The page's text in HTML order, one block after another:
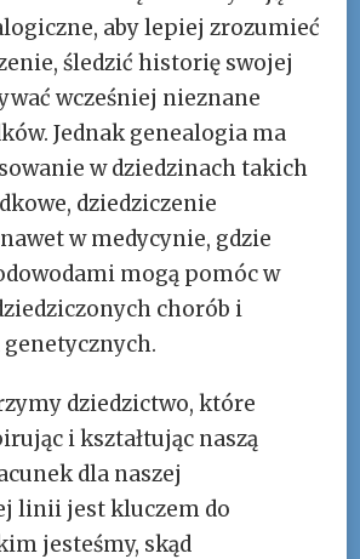
aby lepiej zrozumieć
śledzić historię swojej
wcześniej nieznane
Jednak genealogia ma
w dziedzinach takich
dziedziczenie
w medycynie, gdzie
mogą pomóc w
chorób i
dziedzictwo, które
i kształtując naszą
dla naszej
linii jest kluczem do
jesteśmy, skąd